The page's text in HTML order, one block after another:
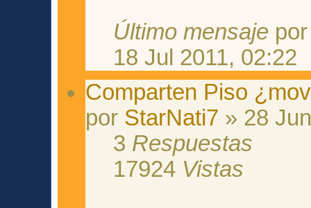
Último mensaje
18 Jul 2011, 02:22
Comparten Piso
por StarNati7 » 28
3 Respuestas
17924 Vistas